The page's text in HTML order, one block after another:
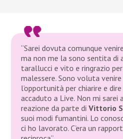
“Sarei dovuta comunque
ma non me la sono sentita
tarallucci e vito e ringrazio
malessere. Sono voluta
l’opportunità per chiarire e
accaduto a Live. Non mi
reazione da parte diVittorio
suoi modi fumantini. Lo
ci ho lavorato. C’era un